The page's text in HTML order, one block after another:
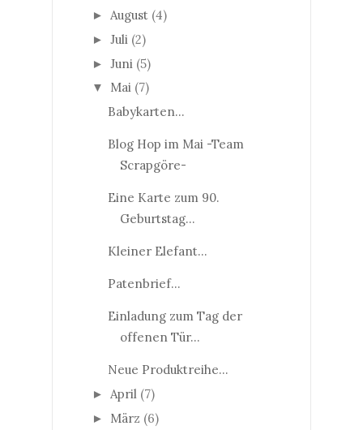
► August (4)
► Juli (2)
► Juni (5)
▼ Mai (7)
Babykarten...
Blog Hop im Mai -Team
Scrapgöre-
Eine Karte zum 90.
Geburtstag...
Kleiner Elefant...
Patenbrief...
Einladung zum Tag der
offenen Tür...
Neue Produktreihe...
► April (7)
► März (6)